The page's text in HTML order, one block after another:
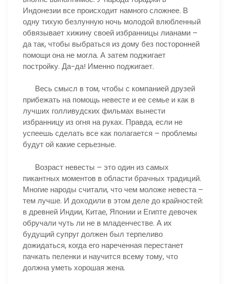
Индонезии все происходит намного сложнее. В
одну тихую безлунную ночь молодой влюбленный
обвязывает хижину своей избранницы лианами –
да так, чтобы выбраться из дому без посторонней
помощи она не могла. А затем поджигает
постройку. Да-да! Именно поджигает.
Весь смысл в том, чтобы с компанией друзей
прибежать на помощь невесте и ее семье и как в
лучших голливудских фильмах вынести
избранницу из огня на руках. Правда, если не
успеешь сделать все как полагается – проблемы
будут ой какие серьезные.
Возраст невесты – это один из самых
пикантных моментов в области брачных традиций.
Многие народы считали, что чем моложе невеста –
тем лучше. И доходили в этом деле до крайностей:
в древней Индии, Китае, Японии и Египте девочек
обручали чуть ли не в младенчестве. А их
будущий супруг должен был терпеливо
дожидаться, когда его нареченная перестанет
пачкать пеленки и научится всему тому, что
должна уметь хорошая жена.